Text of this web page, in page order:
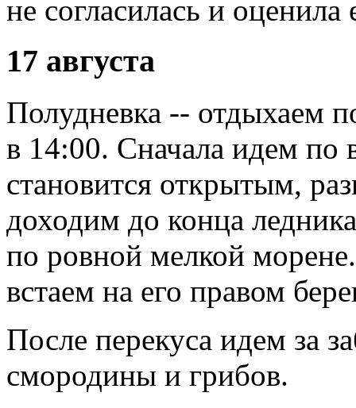
не согласилась и оценила
17 августа
Полудневка -- отдыхаем
в 14:00. Сначала идем по
становится открытым,
доходим до конца
по ровной мелкой
встаем на его правом
После перекуса идем за
смородины и грибов.